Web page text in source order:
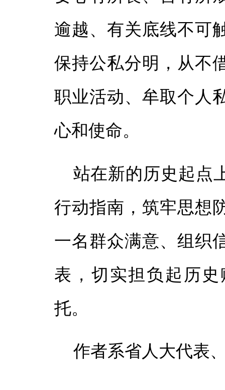
逾越、有关底线不可
保持公私分明，从不
职业活动、牟取个人
心和使命。
站在新的历史起点
行动指南，筑牢思想
一名群众满意、组织
表，切实担负起历
托。
作者系省人大代表